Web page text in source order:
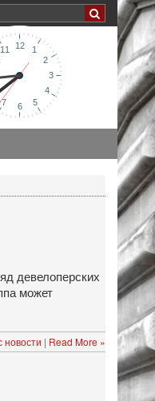
девелоперских
может
новости | Read More »